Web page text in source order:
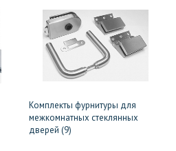
Комплекты фурнитуры для
межкомнатных стеклянных
дверей (9)